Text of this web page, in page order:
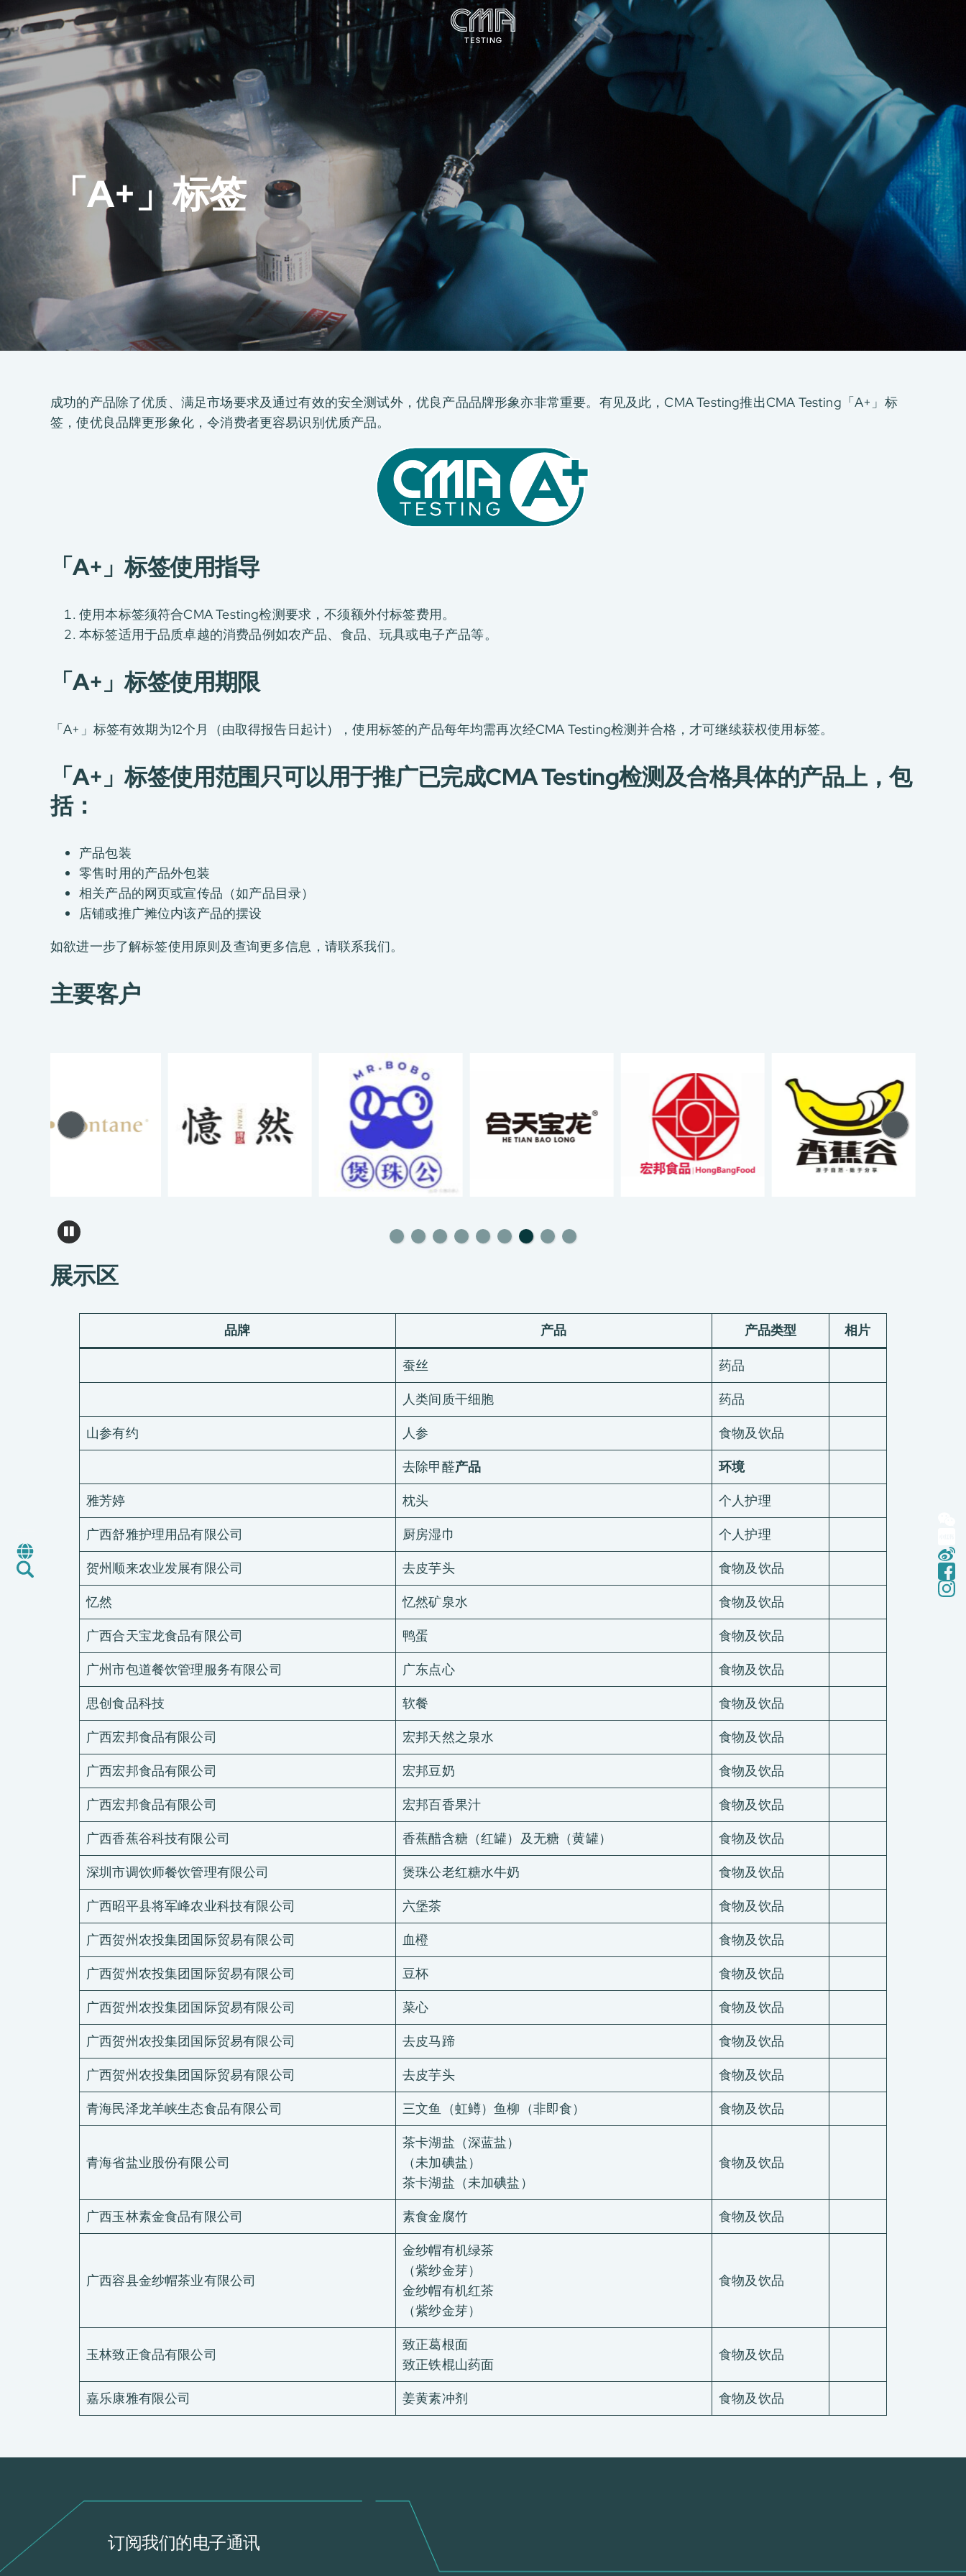
我们的服务
CMA+ 跨洋引擎
绿色环保服务
工厂服务
认证与评价服务
「A+」标签
最新消息
加入我们
环球支援
联络我们
E-Port
服务申请
工厂服务预约
「A+」标签
成功的产品除了优质、满足市场要求及通过有效的安全测试外，优良产品品牌形象亦非常重要。有见及此，CMA Testing推出CMA Testing「A+」标
签，使优良品牌更形象化，令消费者更容易识别优质产品。
「A+」标签使用指导
使用本标签须符合CMA Testing检测要求，不须额外付标签费用。
本标签适用于品质卓越的消费品例如农产品、食品、玩具或电子产品等。
「A+」标签使用期限
「A+」标签有效期为12个月（由取得报告日起计），使用标签的产品每年均需再次经CMA Testing检测并合格，才可继续获权使用标签。
「A+」标签使用范围只可以用于推广已完成CMA Testing检测及合格具体的产品上，包
括：
产品包装
零售时用的产品外包装
相关产品的网页或宣传品（如产品目录）
店铺或推广摊位内该产品的摆设
如欲进一步了解标签使用原则及查询更多信息，请联系我们。
主要客户
展示区
品牌 产品 产品类型 相片
蚕丝 药品
人类间质干细胞 药品
山参有约 人参 食物及饮品
去除甲醛产品 环境
雅芳婷 枕头 个人护理
广西舒雅护理用品有限公司 厨房湿巾 个人护理
贺州顺来农业发展有限公司 去皮芋头 食物及饮品
忆然 忆然矿泉水 食物及饮品
广西合天宝龙食品有限公司 鸭蛋 食物及饮品
广州市包道餐饮管理服务有限公司 广东点心 食物及饮品
思创食品科技 软餐 食物及饮品
广西宏邦食品有限公司 宏邦天然之泉水 食物及饮品
广西宏邦食品有限公司 宏邦豆奶 食物及饮品
广西宏邦食品有限公司 宏邦百香果汁 食物及饮品
广西香蕉谷科技有限公司 香蕉醋含糖（红罐）及无糖（黄罐） 食物及饮品
深圳市调饮师餐饮管理有限公司 煲珠公老红糖水牛奶 食物及饮品
广西昭平县将军峰农业科技有限公司 六堡茶 食物及饮品
广西贺州农投集团国际贸易有限公司 血橙 食物及饮品
广西贺州农投集团国际贸易有限公司 豆杯 食物及饮品
广西贺州农投集团国际贸易有限公司 菜心 食物及饮品
广西贺州农投集团国际贸易有限公司 去皮马蹄 食物及饮品
广西贺州农投集团国际贸易有限公司 去皮芋头 食物及饮品
青海民泽龙羊峡生态食品有限公司 三文鱼（虹鳟）鱼柳（非即食） 食物及饮品
青海省盐业股份有限公司
茶卡湖盐（深蓝盐）
（未加碘盐）
茶卡湖盐（未加碘盐）
食物及饮品
广西玉林素金食品有限公司 素食金腐竹 食物及饮品
广西容县金纱帽茶业有限公司
金纱帽有机绿茶
（紫纱金芽）
金纱帽有机红茶
（紫纱金芽）
食物及饮品
玉林致正食品有限公司
致正葛根面
致正铁棍山药面
食物及饮品
嘉乐康雅有限公司 姜黄素冲剂 食物及饮品
订阅我们的电子通讯